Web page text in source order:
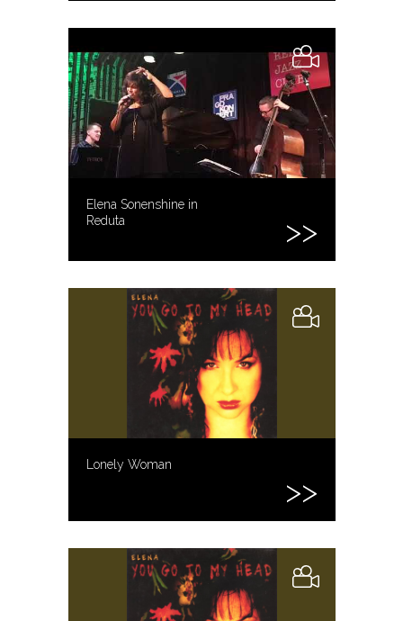
Elena Sonenshine in
Reduta
Lonely Woman